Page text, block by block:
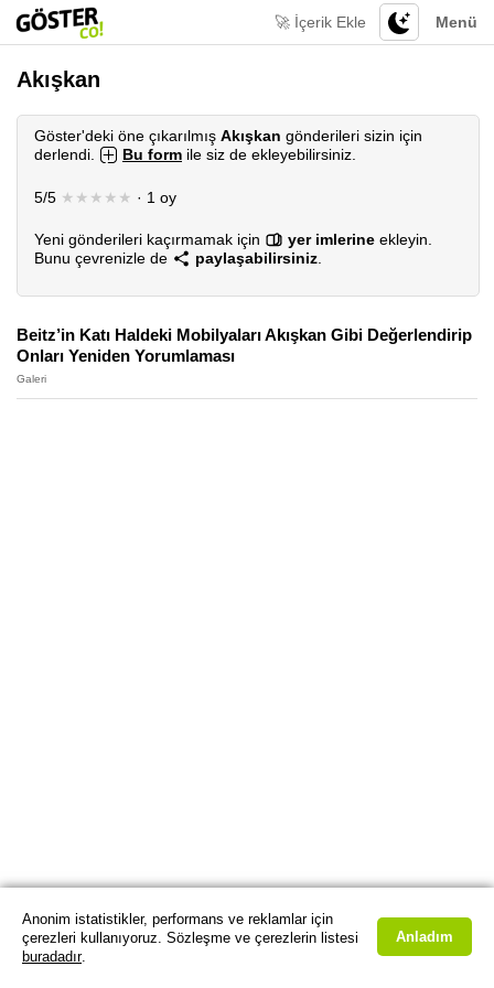
Menü
🚀 İçerik Ekle
Akışkan
Göster'deki öne çıkarılmış Akışkan gönderileri sizin için
derlendi.
Bu form ile siz de ekleyebilirsiniz.
5/5 ★★★★★ · 1 oy
Yeni gönderileri kaçırmamak için yer imlerine ekleyin.
Bunu çevrenizle de
paylaşabilirsiniz
Beitz’in Katı Haldeki Mobilyaları Akışkan Gibi Değerlendirip
Onları Yeniden Yorumlaması
Galeri
Anonim istatistikler, performans ve reklamlar için
çerezleri kullanıyoruz. Sözleşme ve çerezlerin listesi
buradadır.
Anladım